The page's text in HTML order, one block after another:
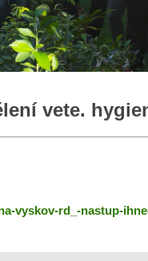
vete.
vyskov-rd_-nastup-